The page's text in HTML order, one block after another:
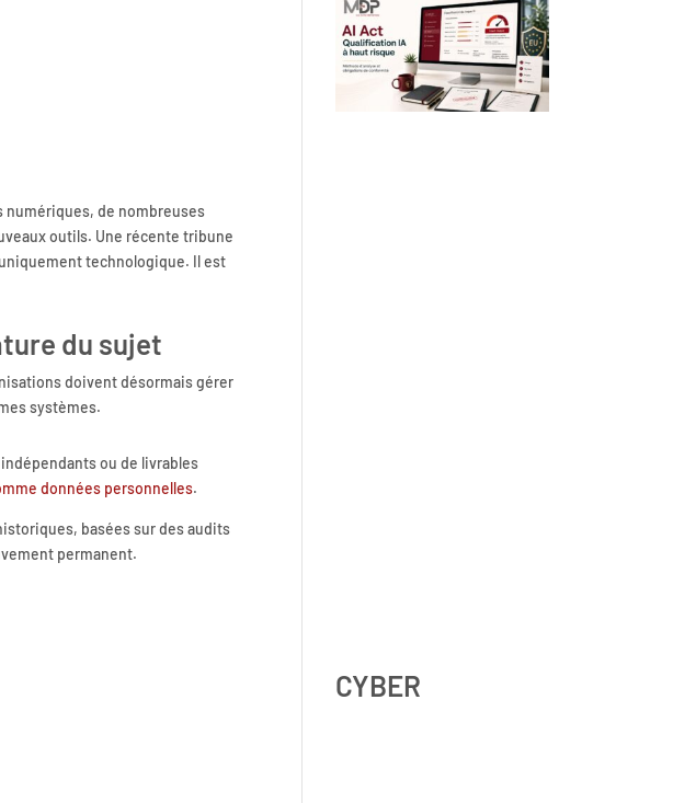
numériques, de nombreuses
outils. Une récente tribune
technologique. Il est
du sujet
doivent désormais gérer
systèmes.
ou de livrables
données personnelles.
basées sur des audits
permanent.
CYBER